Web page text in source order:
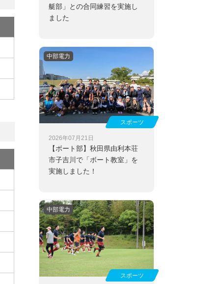
艇部」との合同練習を実施し
ました
2026年07月21日
【ボート部】秋田県由利本荘
市子吉川で「ボート教室」を
実施しました！
スポーツ
中部電力
スポーツ
中部電力